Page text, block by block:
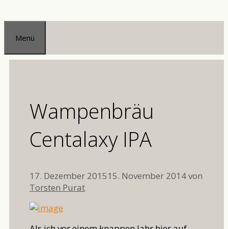
Zum
Inhalt
springen
Menü
Wampenbräu
Centalaxy IPA
17. Dezember 201515. November 2014von
Torsten Purat